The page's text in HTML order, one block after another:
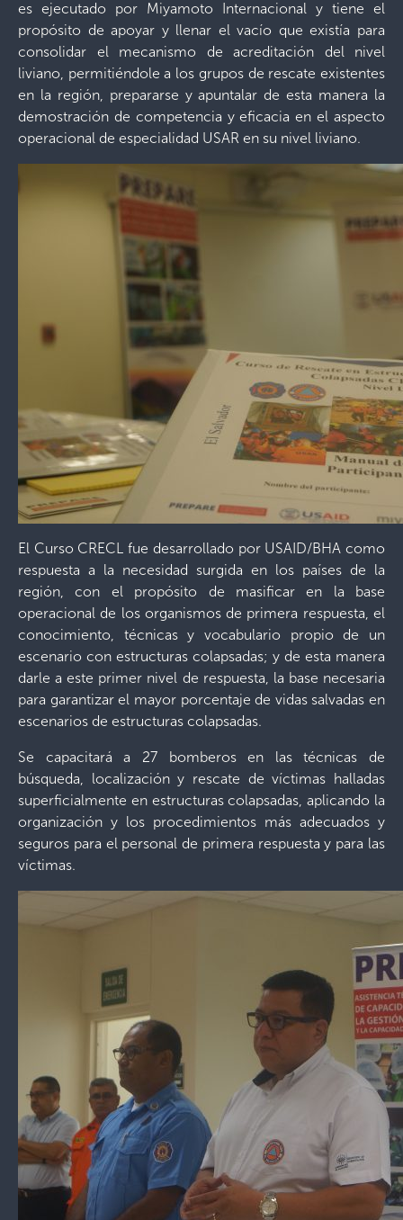
es ejecutado por Miyamoto Internacional y tiene el
propósito de apoyar y llenar el vacío que existía para
consolidar el mecanismo de acreditación del nivel
liviano, permitiéndole a los grupos de rescate existentes
en la región, prepararse y apuntalar de esta manera la
demostración de competencia y eficacia en el aspecto
operacional de especialidad USAR en su nivel liviano.
El Curso CRECL fue desarrollado por USAID/BHA como
respuesta a la necesidad surgida en los países de la
región, con el propósito de masificar en la base
operacional de los organismos de primera respuesta, el
conocimiento, técnicas y vocabulario propio de un
escenario con estructuras colapsadas; y de esta manera
darle a este primer nivel de respuesta, la base necesaria
para garantizar el mayor porcentaje de vidas salvadas en
escenarios de estructuras colapsadas.
Se capacitará a 27 bomberos en las técnicas de
búsqueda, localización y rescate de víctimas halladas
superficialmente en estructuras colapsadas, aplicando la
organización y los procedimientos más adecuados y
seguros para el personal de primera respuesta y para las
víctimas.